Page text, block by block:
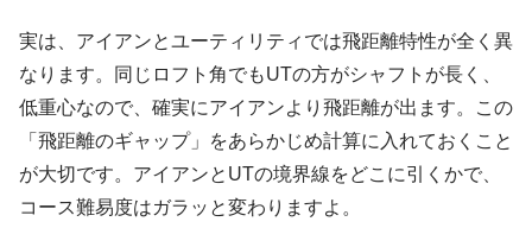
実は、アイアンとユーティリティでは飛距離特性が全く異
なります。同じロフト角でもUTの方がシャフトが長く、
低重心なので、確実にアイアンより飛距離が出ます。この
「飛距離のギャップ」をあらかじめ計算に入れておくこと
が大切です。アイアンとUTの境界線をどこに引くかで、
コース難易度はガラッと変わりますよ。